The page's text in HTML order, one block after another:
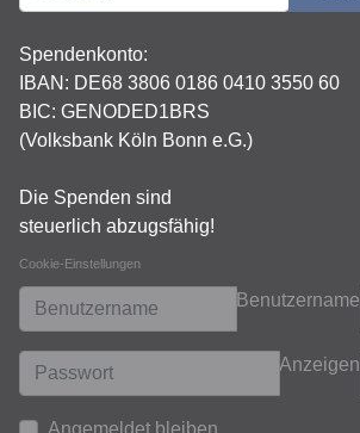
Spendenkonto:
IBAN: DE68 3806 0186 0410 3550 60
BIC: GENODED1BRS
(Volksbank Köln Bonn e.G.)
Die Spenden sind
steuerlich abzugsfähig!
Cookie-Einstellungen
Benutzername
Anzeigen
Angemeldet bleiben